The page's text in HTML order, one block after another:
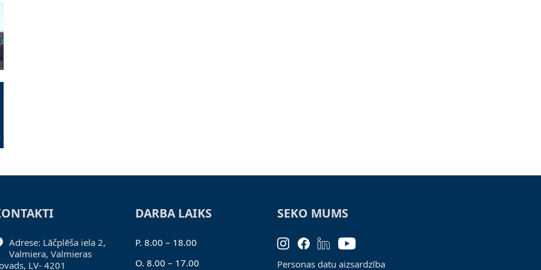
Adrese: Lāčplēša iela 2,
Valmiera, Valmieras
LV- 4201
DARBA LAIKS
P. 8.00 – 18.00
O. 8.00 – 17.00
SEKO MUMS
Personas datu aizsardzība